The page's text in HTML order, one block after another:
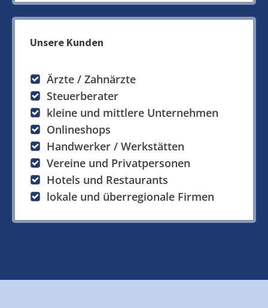
Unsere Kunden
Ärzte / Zahnärzte
Steuerberater
kleine und mittlere Unternehmen
Onlineshops
Handwerker / Werkstätten
Vereine und Privatpersonen
Hotels und Restaurants
lokale und überregionale Firmen